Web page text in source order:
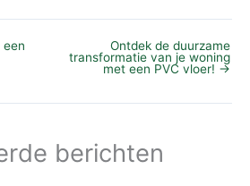
een
Ontdek de duurzame
transformatie van je woning
met een PVC vloer! →
berichten